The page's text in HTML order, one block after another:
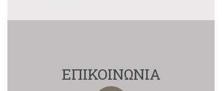
ΕΠΙΚΟΙΝΩΝΙΑ